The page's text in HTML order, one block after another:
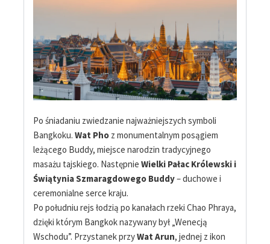
Po śniadaniu zwiedzanie najważniejszych symboli
Bangkoku. Wat Pho z monumentalnym posągiem
leżącego Buddy, miejsce narodzin tradycyjnego
masażu tajskiego. Następnie Wielki Pałac Królewski i
Świątynia Szmaragdowego Buddy– duchowe i
ceremonialne serce kraju.
Po południu rejs łodzią po kanałach rzeki Chao Phraya,
dzięki którym Bangkok nazywany był „Wenecją
Wschodu”. Przystanek przyWat Arun, jednej z ikon